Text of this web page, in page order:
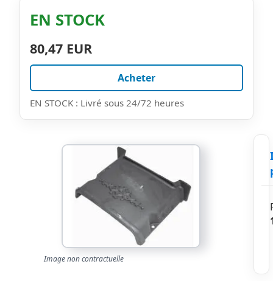
EN STOCK
80,47 EUR
Acheter
EN STOCK : Livré sous 24/72 heures
Image non contractuelle